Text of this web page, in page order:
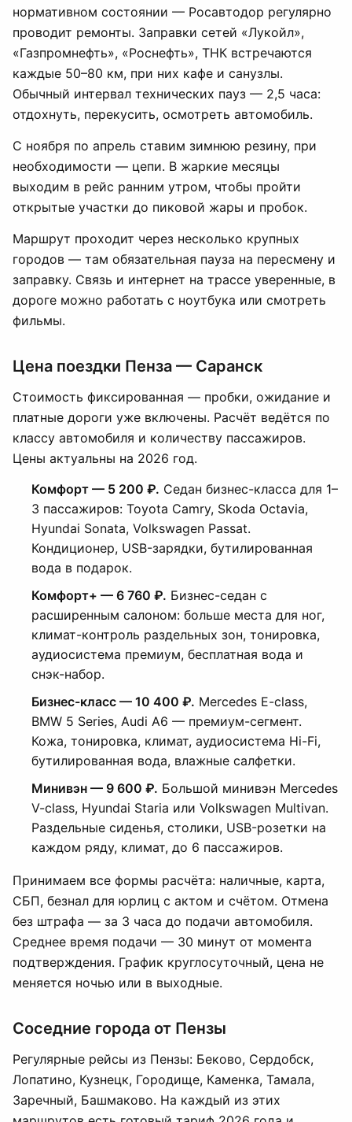
нормативном состоянии — Росавтодор регулярно
проводит ремонты. Заправки сетей «Лукойл»,
«Газпромнефть», «Роснефть», ТНК встречаются
каждые 50–80 км, при них кафе и санузлы.
Обычный интервал технических пауз — 2,5 часа:
отдохнуть, перекусить, осмотреть автомобиль.
С ноября по апрель ставим зимнюю резину, при
необходимости — цепи. В жаркие месяцы
выходим в рейс ранним утром, чтобы пройти
открытые участки до пиковой жары и пробок.
Маршрут проходит через несколько крупных
городов — там обязательная пауза на пересмену и
заправку. Связь и интернет на трассе уверенные, в
дороге можно работать с ноутбука или смотреть
фильмы.
Цена поездки Пенза — Саранск
Стоимость фиксированная — пробки, ожидание и
платные дороги уже включены. Расчёт ведётся по
классу автомобиля и количеству пассажиров.
Цены актуальны на 2026 год.
Комфорт — 5 200 ₽. Седан бизнес-класса для 1–
3 пассажиров: Toyota Camry, Skoda Octavia,
Hyundai Sonata, Volkswagen Passat.
Кондиционер, USB-зарядки, бутилированная
вода в подарок.
Комфорт+ — 6 760 ₽. Бизнес-седан с
расширенным салоном: больше места для ног,
климат-контроль раздельных зон, тонировка,
аудиосистема премиум, бесплатная вода и
снэк-набор.
Бизнес-класс — 10 400 ₽. Mercedes E-class,
BMW 5 Series, Audi A6 — премиум-сегмент.
Кожа, тонировка, климат, аудиосистема Hi-Fi,
бутилированная вода, влажные салфетки.
Минивэн — 9 600 ₽. Большой минивэн Mercedes
V-class, Hyundai Staria или Volkswagen Multivan.
Раздельные сиденья, столики, USB-розетки на
каждом ряду, климат, до 6 пассажиров.
Принимаем все формы расчёта: наличные, карта,
СБП, безнал для юрлиц с актом и счётом. Отмена
без штрафа — за 3 часа до подачи автомобиля.
Среднее время подачи — 30 минут от момента
подтверждения. График круглосуточный, цена не
меняется ночью или в выходные.
Соседние города от Пензы
Регулярные рейсы из Пензы: Беково, Сердобск,
Лопатино, Кузнецк, Городище, Каменка, Тамала,
Заречный, Башмаково. На каждый из этих